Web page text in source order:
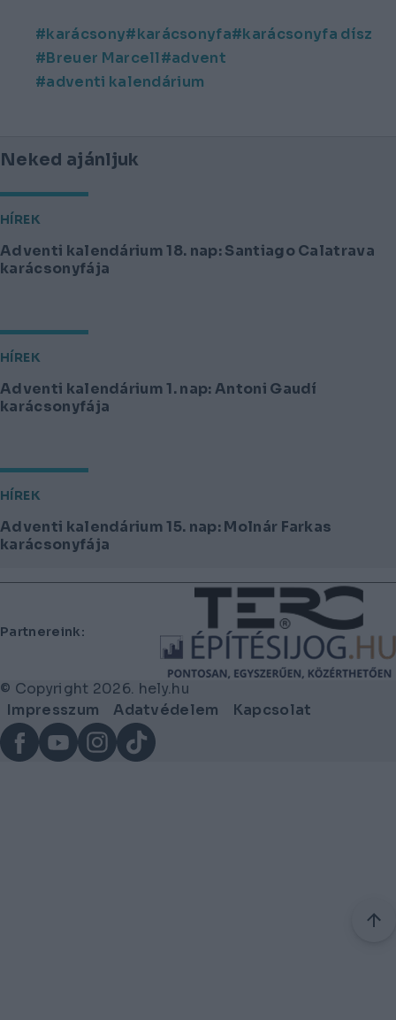
karácsony karácsonyfa
karácsonyfa dísz
Breuer Marcell
advent
adventi kalendárium
Neked ajánljuk
HÍREK
Adventi kalendárium 18. nap: Santiago Calatrava
karácsonyfája
HÍREK
Adventi kalendárium 1. nap: Antoni Gaudí
karácsonyfája
HÍREK
Adventi kalendárium 15. nap: Molnár Farkas
karácsonyfája
Lábléc
Partnereink:
© Copyright 2026. hely.hu
Lábléc
menü
Impresszum Adatvédelem
Kapcsolat
FacebookYouTubeInstagram